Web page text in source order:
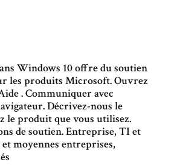
Windows 10 offre du soutien
les produits Microsoft. Ouvrez
. Communiquer avec
Décrivez-nous le
le produit que vous utilisez.
de soutien. Entreprise, TI et
moyennes entreprises,